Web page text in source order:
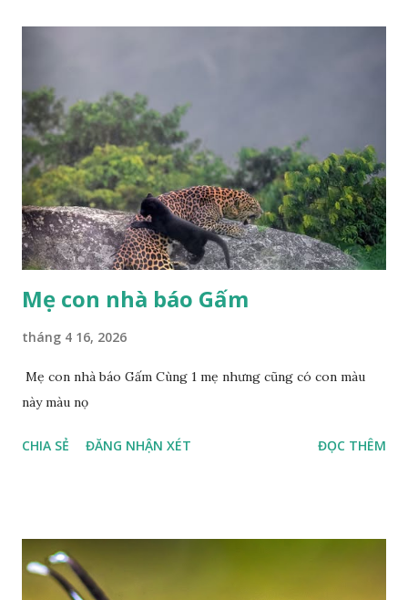
Mẹ con nhà báo Gấm
tháng 4 16, 2026
Mẹ con nhà báo Gấm Cùng 1 mẹ nhưng cũng có con màu
này màu nọ
CHIA SẺ ĐĂNG NHẬN XÉT ĐỌC THÊM